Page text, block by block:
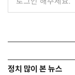
정치 많이 본 뉴스